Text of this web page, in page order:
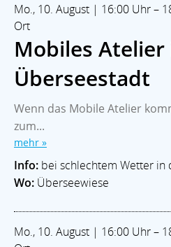
Mo., 10. August | 16:00 Uhr –
Ort
Mobiles
Überseestadt
Wenn das Mobile Atelier
zum...
mehr »
Info: bei schlechtem Wetter in
Wo: Überseewiese
Mo., 10. August | 16:00 Uhr –